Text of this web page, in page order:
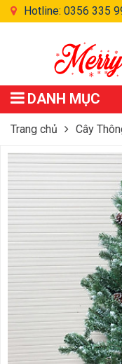
Hotline: 0356 335
DANH MỤC
Trang chủ Cây
Cây Thông Noel 3